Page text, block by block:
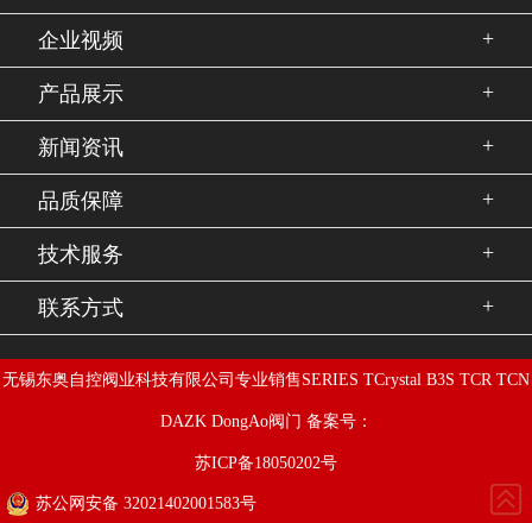
企业视频 +
产品展示 +
新闻资讯 +
品质保障 +
技术服务 +
联系方式 +
无锡东奥自控阀业科技有限公司专业销售SERIES TCrystal B3S TCR TCN
DAZK DongAo阀门 备案号：
苏ICP备18050202号
苏公网安备 32021402001583号